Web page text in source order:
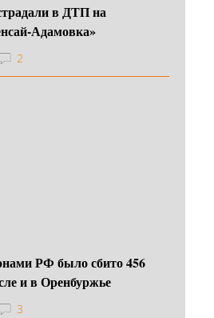
в ДТП на
Адамовка»
2
РФ было сбито 456
и в Оренбуржье
3